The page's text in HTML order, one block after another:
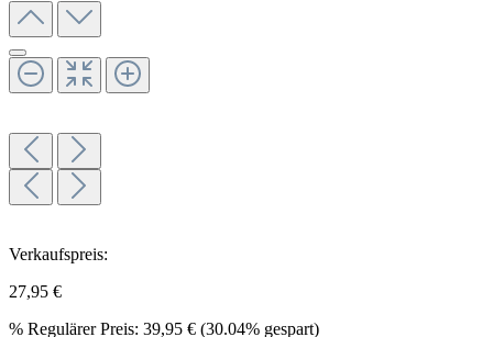
Verkaufspreis:
27,95 €
% Regulärer Preis: 39,95 € (30.04% gespart)